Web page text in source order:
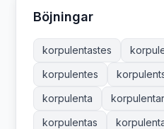
Böjningar
korpulentastes
korpulentes
korpulenta
korpulentas